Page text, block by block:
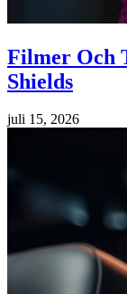
Filmer Och
Shields
juli 15, 2026